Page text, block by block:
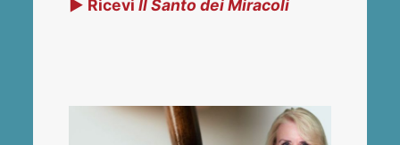
▶ RiceviIl Santo dei Miracoli